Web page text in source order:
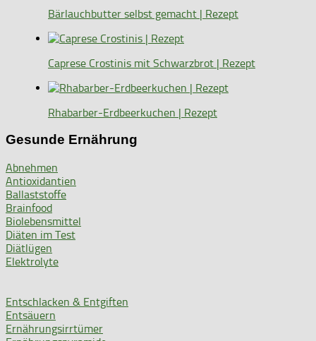
Bärlauchbutter selbst gemacht | Rezept
Caprese Crostinis mit Schwarzbrot | Rezept
Rhabarber-Erdbeerkuchen | Rezept
Gesunde Ernährung
Abnehmen
Antioxidantien
Ballaststoffe
Brainfood
Biolebensmittel
Diäten im Test
Diätlügen
Elektrolyte
Entschlacken & Entgiften
Entsäuern
Ernährungsirrtümer